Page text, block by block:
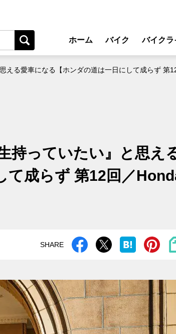
ホーム バイク
ビジネス
バイクラ
レンタル
メンテナ
える愛車になる【ホンダの道は一日にして成らず 第
持っていたい』と思え
て成らず 第12回／
SHARE